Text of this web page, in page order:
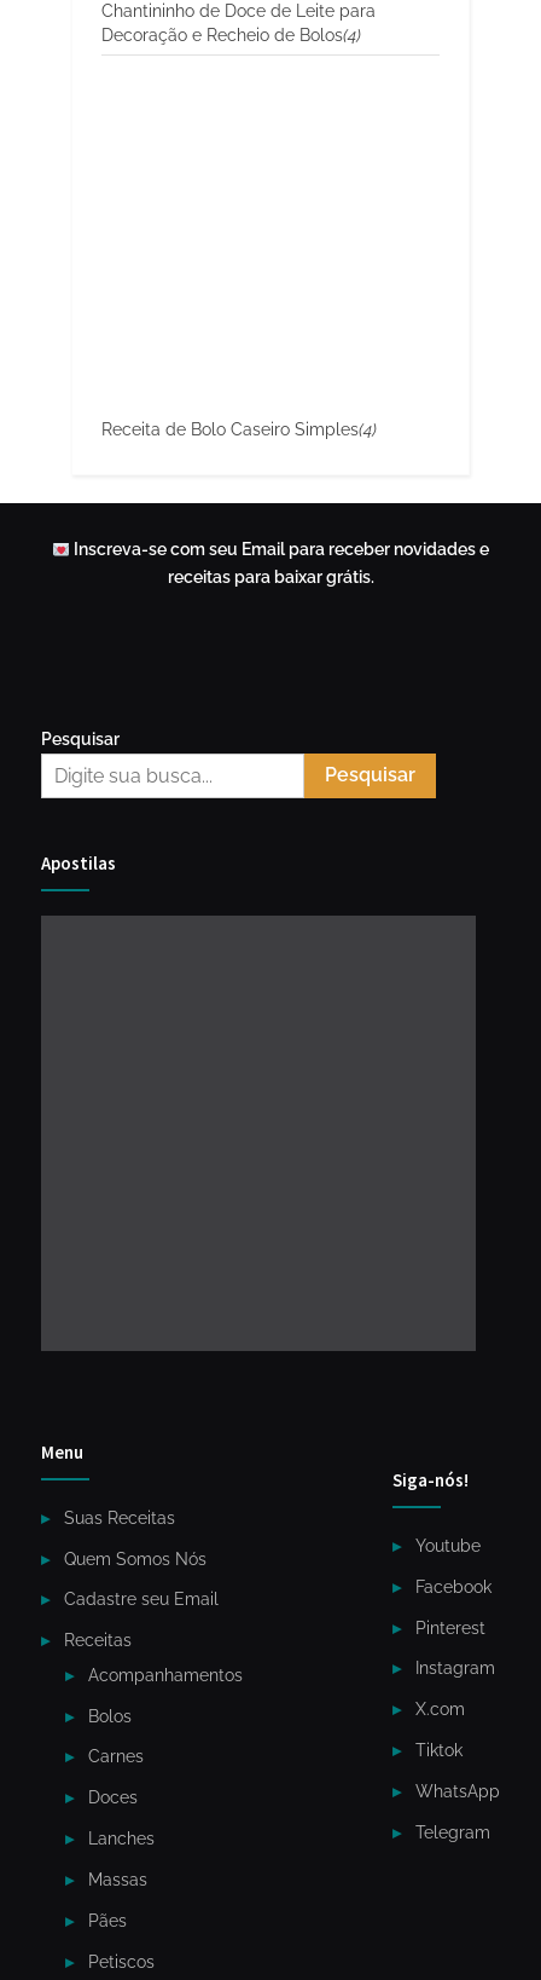
Chantininho de Doce de Leite para
Decoração e Recheio de Bolos(4)
Receita de Bolo Caseiro Simples(4)
Inscreva-se com seu Email para receber novidades e
receitas para baixar grátis.
Pesquisar
Pesquisar
Apostilas
Menu
Suas Receitas
Quem Somos Nós
Cadastre seu Email
Receitas
Acompanhamentos
Bolos
Carnes
Doces
Lanches
Massas
Pães
Petiscos
Siga-nós!
Youtube
Facebook
Pinterest
Instagram
X.com
Tiktok
WhatsApp
Telegram